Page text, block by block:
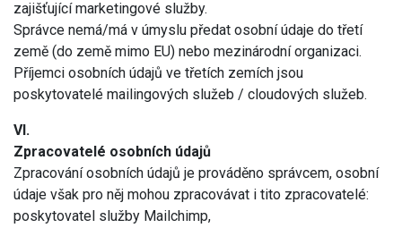
zajišťující marketingové služby.
Správce nemá/má v úmyslu předat osobní údaje do třetí
země (do země mimo EU) nebo mezinárodní organizaci.
Příjemci osobních údajů ve třetích zemích jsou
poskytovatelé mailingových služeb / cloudových služeb.
VI.
Zpracovatelé osobních údajů
Zpracování osobních údajů je prováděno správcem, osobní
údaje však pro něj mohou zpracovávat i tito zpracovatelé:
poskytovatel služby Mailchimp,